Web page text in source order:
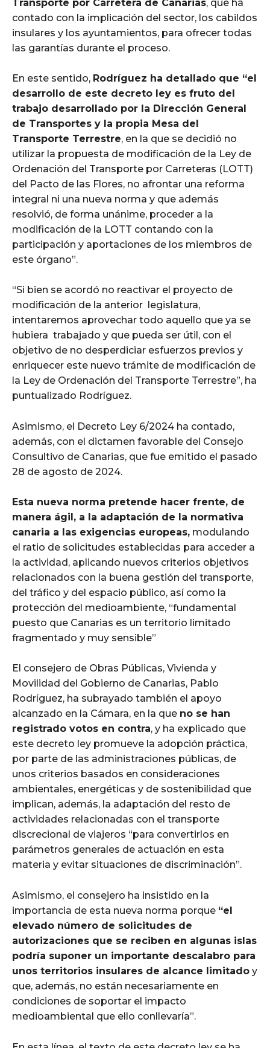
Transporte por Carretera de Canarias, que ha
contado con la implicación del sector, los cabildos
insulares y los ayuntamientos, para ofrecer todas
las garantías durante el proceso.
En este sentido, Rodríguez ha detallado que “el
desarrollo de este decreto ley es fruto del
trabajo desarrollado por la Dirección General
de Transportes y la ‭propia Mesa del
Transporte Terrestre, en la que se decidió no
utilizar la propuesta de modificación de la Ley de
Ordenación del Transporte por Carreteras (LOTT)
del Pacto de las Flores, no afrontar una reforma
integral ni una nueva norma y que además
resolvió, de forma unánime, proceder a la
modificación de la LOTT contando con la
participación y aportaciones de los miembros de
este órgano”.
“Si bien‬‭ se‬‭ acordó‬‭ no‬‭ reactivar‬‭ el‬‭ proyecto‬‭ de‬‭
modificación‬‭ de‬‭ la‬‭ anterior‬ ‭ legislatura,‬‭
intentaremos‬‭ aprovechar‬‭ todo‬‭ aquello‬‭ que‬‭ ya‬‭ se‬‭
hubiera‬ ‭ trabajado‬‭ y‬‭ que‬‭ pueda‬‭ ser‬‭ útil,‬‭ con‬‭ el‬‭
objetivo‬‭ de‬‭ no‬‭ desperdiciar‬‭ esfuerzos‬ previos‬‭ y‬‭
enriquecer‬‭ este‬‭ nuevo‬‭ trámite‬‭ de‬‭ modificación‬‭ de‬‭
la‬‭ Ley‬‭ de‬‭ Ordenación del Transporte Terrestre”, ha
puntualizado Rodríguez.
Asimismo, el Decreto Ley 6/2024 ha contado,
además, con el dictamen favorable del Consejo
Consultivo de Canarias, que fue emitido el pasado
28 de agosto de 2024.
Esta nueva norma pretende hacer frente, de
manera ágil, a la adaptación de la normativa
canaria a las exigencias europeas, modulando
el ratio de solicitudes establecidas para acceder a
la actividad, aplicando nuevos criterios objetivos
relacionados con la buena gestión del transporte,
del tráfico y del espacio público, así como la
protección del medioambiente, “fundamental
puesto que Canarias es un territorio limitado
fragmentado y muy sensible”
El consejero de Obras Públicas, Vivienda y
Movilidad del Gobierno de Canarias, Pablo
Rodríguez, ha subrayado también el apoyo
alcanzado en la Cámara, en la que no se han
registrado votos en contra, y ha explicado que
este decreto ley promueve la adopción práctica,
por parte de las administraciones públicas, de
unos criterios basados en consideraciones
ambientales, energéticas y de sostenibilidad que
implican, además, la adaptación del resto de
actividades relacionadas con el transporte
discrecional de viajeros “para convertirlos en
parámetros generales de actuación en esta
materia y evitar situaciones de discriminación”.
Asimismo, el consejero ha insistido en la
importancia de esta nueva norma porque “el
elevado número de solicitudes de
autorizaciones que se reciben en algunas islas
podría suponer un importante descalabro para
unos territorios insulares de alcance limitado y
que, además, no están necesariamente en
condiciones de soportar el impacto
medioambiental que ello conllevaría”.